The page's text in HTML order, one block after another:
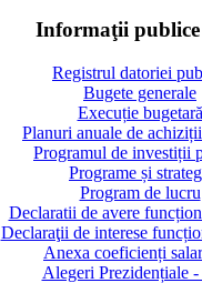
Informaţii publice
Registrul datoriei
Bugete generale
Execuție bugetară
Planuri anuale de
Programul de investiții
Programe și
Program de lucru
Declaratii de avere
Declaraţii de interese
Anexa coeficienți
Alegeri Prezidențiale